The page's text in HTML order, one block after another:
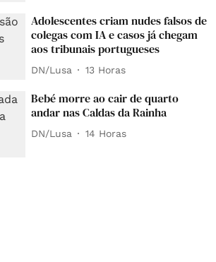
Adolescentes criam nudes falsos de
colegas com IA e casos já chegam
aos tribunais portugueses
DN/Lusa 13 Horas
Bebé morre ao cair de quarto
andar nas Caldas da Rainha
DN/Lusa 14 Horas